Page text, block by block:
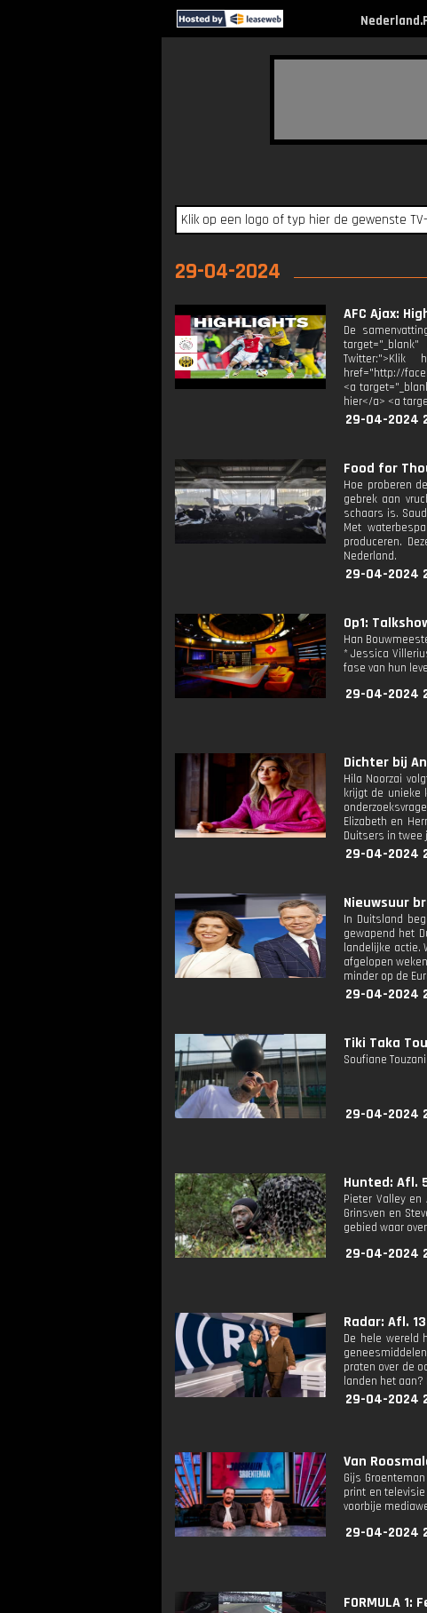
29-04-2024
AFC Ajax:
De
Twitter:">Klik
href="http://
<a
hier</a> <a
29-04-2024
Food for
Hoe proberen
gebrek aan
schaars is.
Met
produceren.
Nederland.
29-04-2024
Op1:
Han
* Jessica
fase van hun
29-04-2024
Dichter bij
Hila Noorzai
krijgt de unieke
Elizabeth en
Duitsers in twee
29-04-2024
Nieuwsuur
In Duitsland
gewapend het
landelijke actie.
afgelopen
minder op de
29-04-2024
Tiki Taka
Soufiane
29-04-2024
Hunted: Afl.
Pieter Valley en
Grinsven en
gebied waar
29-04-2024
Radar: Afl. 13
De hele wereld
praten over de
landen het
29-04-2024
Van
Gijs
print en
voorbije
29-04-2024
FORMULA